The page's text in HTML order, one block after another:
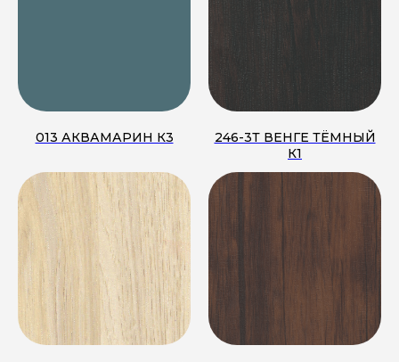
013 АКВАМАРИН К3
246-3Т ВЕНГЕ ТЁМНЫЙ
К1